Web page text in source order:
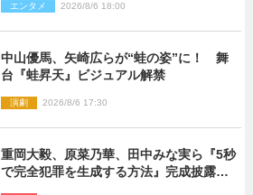
エンタメ 2026/8/6 18:00
中山優馬、矢崎広らが“蛙の姿”に！ 舞
台『蛙昇天』ビジュアル解禁
演劇 2026/8/6 17:30
重岡大毅、原菜乃華、田中みな実ら『5秒
で完全犯罪を生成する方法』完成披露に